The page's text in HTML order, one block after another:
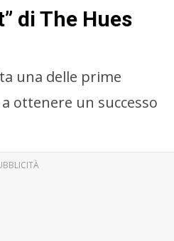
di The Hues
una delle prime
ottenere un successo